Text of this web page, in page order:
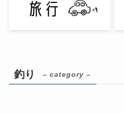
釣り – category –